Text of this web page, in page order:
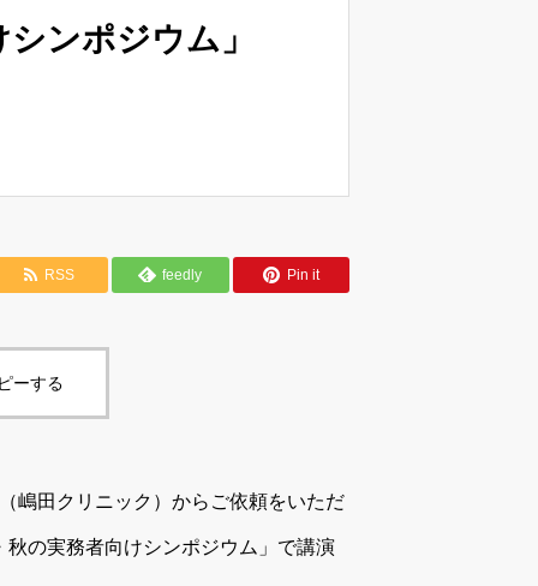
ンポジウム」
RSS feedly Pin it
ーする
嶋田クリニック）からご依頼をいただ
の実務者向けシンポジウム」で講演